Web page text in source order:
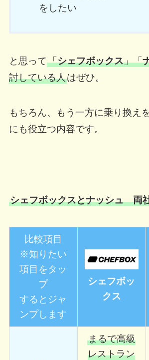
をしたい
と思って「シェフボックス」「
討している人はぜひ。
もちろん、もう一方に乗り換え
にも役立つ内容です。
シェフボックスとナッシュ 両
比較項目
※知りたい
項目をタッ
プ
するとジャ
ンプします
シェフボッ
クス
まるで高級
レストラン